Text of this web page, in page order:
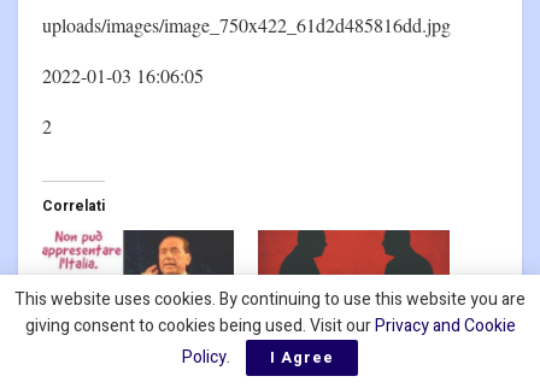
uploads/images/image_750x422_61d2d485816dd.jpg
2022-01-03 16:06:05
2
Correlati
Morto Silvio Berlusconi:
Berlusconi, Dell’Utri e la
verità che non si cancella:
This website uses cookies. By continuing to use this website you are
giving consent to cookies being used. Visit ourPrivacy and Cookie
Policy. I Agree